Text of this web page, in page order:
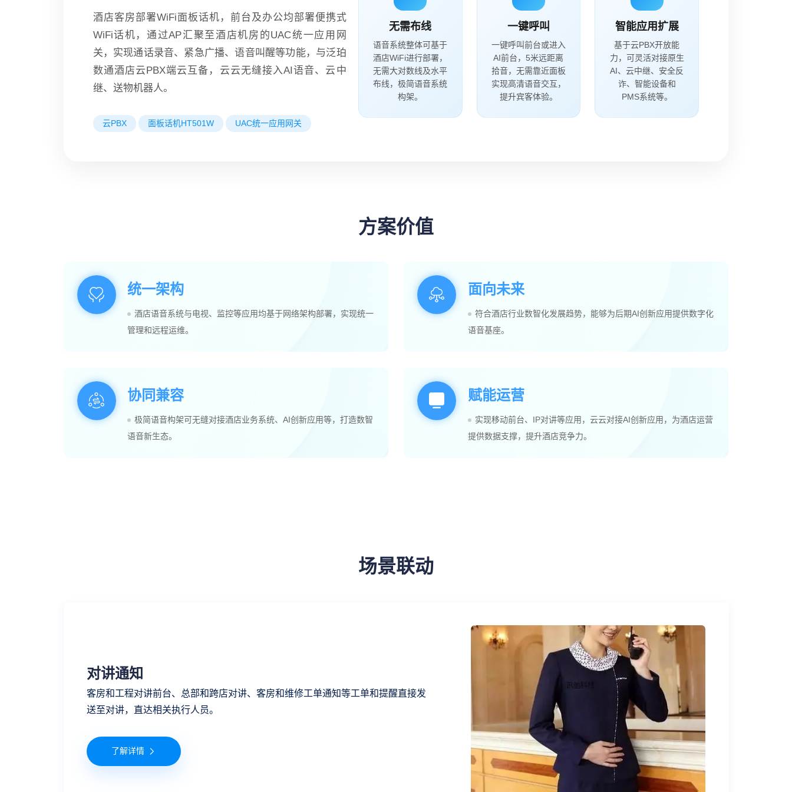
酒店客房部署WiFi面板话机，前台及办公均部署便携式
WiFi话机，通过AP汇聚至酒店机房的UAC统一应用网
关，实现通话录音、紧急广播、语音叫醒等功能，与泛珀
数通酒店云PBX端云互备，云云无缝接入AI语音、云中
继、送物机器人。
云PBX 面板话机HT501W UAC统一应用网关
无需布线
语音系统整体可基于
酒店WiFi进行部署，
无需大对数线及水平
布线，极简语音系统
构架。
一键呼叫
一键呼叫前台或进入
AI前台，5米远距离
拾音，无需靠近面板
实现高清语音交互，
提升宾客体验。
智能应用扩展
基于云PBX开放能
力，可灵活对接原生
AI、云中继、安全反
诈、智能设备和
PMS系统等。
方案价值
统一架构
酒店语音系统与电视、监控等应用均基于网络架构部署，实现统一
管理和远程运维。
面向未来
符合酒店行业数智化发展趋势，能够为后期AI创新应用提供数字化
语音基座。
协同兼容
极简语音构架可无缝对接酒店业务系统、AI创新应用等，打造数智
语音新生态。
赋能运营
实现移动前台、IP对讲等应用，云云对接AI创新应用，为酒店运营
提供数据支撑，提升酒店竞争力。
场景联动
客房和工程对讲前台、总部和跨店对讲、客房和维修工单通知等工单和提醒直接发